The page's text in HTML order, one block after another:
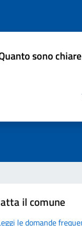
sono
il comune
le domande